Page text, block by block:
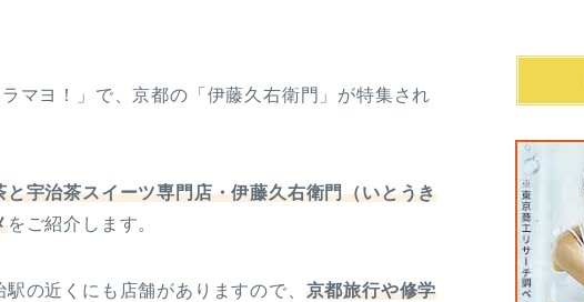
マヨ！」で、京都の「伊藤久右衛門」が特集され
と宇治茶スイーツ専門店・伊藤久右衛門（いとうき
をご紹介します。
の近くにも店舗がありますので、 京都旅行や修学